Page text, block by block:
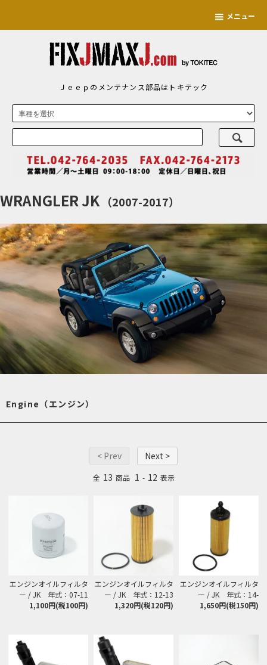
メニュー
Ｊｅｅｐのメンテナンス部品はトキテック
WRANGLER JK （2007-2017）
Engine（エンジン）
< Prev Next >
全 13 商品 1 - 12 表示
エンジンオイルフィルタ
ー / JK 年式：07-11
1,100円(税100円)
エンジンオイルフィルタ
ー / JK 年式：12-13
1,320円(税120円)
エンジンオイルフィルタ
ー / JK 年式：14-
1,650円(税150円)